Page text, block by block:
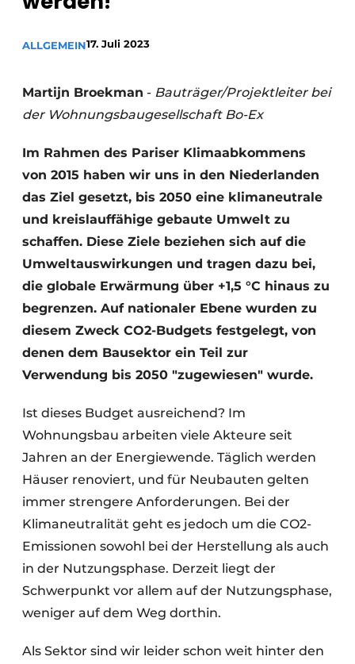
Ein Stellenangebot registrieren
ALLGEMEIN17. Juli 2023
Martijn Broekman - Bauträger/Projektleiter bei
der Wohnungsbaugesellschaft Bo-Ex
Im Rahmen des Pariser Klimaabkommens
von 2015 haben wir uns in den Niederlanden
das Ziel gesetzt, bis 2050 eine klimaneutrale
und kreislauffähige gebaute Umwelt zu
schaffen. Diese Ziele beziehen sich auf die
Umweltauswirkungen und tragen dazu bei,
die globale Erwärmung über +1,5 °C hinaus zu
begrenzen. Auf nationaler Ebene wurden zu
diesem Zweck CO2-Budgets festgelegt, von
denen dem Bausektor ein Teil zur
Verwendung bis 2050 "zugewiesen" wurde.
Ist dieses Budget ausreichend? Im
Wohnungsbau arbeiten viele Akteure seit
Jahren an der Energiewende. Täglich werden
Häuser renoviert, und für Neubauten gelten
immer strengere Anforderungen. Bei der
Klimaneutralität geht es jedoch um die CO2-
Emissionen sowohl bei der Herstellung als auch
in der Nutzungsphase. Derzeit liegt der
Schwerpunkt vor allem auf der Nutzungsphase,
weniger auf dem Weg dorthin.
Als Sektor sind wir leider schon weit hinter den